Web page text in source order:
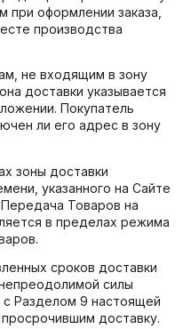
при оформлении заказа,
производства
не входящим в зону
доставки указывается
Покупатель
ли его адрес в зону
зоны доставки
указанного на Сайте
Товаров на
в пределах режима
сроков доставки
силы
Разделом 9 настоящей
доставку.